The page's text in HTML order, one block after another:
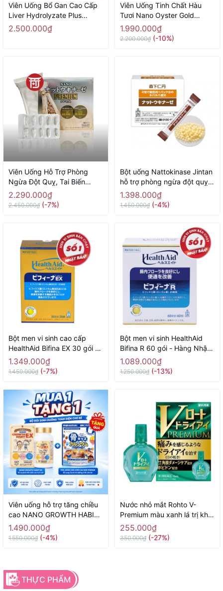
Viên Uống Bổ Gan Cao Cấp
Liver Hydrolyzate Plus
NICHIEI BUSSAN 180 Viên -
Hàng Nhật chính hãng
2.500.000₫
Viên Uống Tinh Chất Hàu
Tươi Nano Oyster Gold
NICHIEI BUSSAN 120 Viên -
Hàng Nhật chính hãng
1.990.000₫
2.200.000₫ (-10%)
Viên Uống Hỗ Trợ Phòng
Ngừa Đột Quỵ, Tai Biến
Nano Nattokinase Premium
60000fu NICHIEI BUSSAN
2.290.000₫
2.450.000₫ (-7%)
Bột uống Nattokinase Jintan
hỗ trợ phòng ngừa đột quỵ,
tai biến, giảm mỡ máu 60 gói
- Hàng Nhật chính hãng
1.398.000₫
1.450.000₫ (-4%)
Bột men vi sinh cao cấp
HealthAid Bifina EX 30 gói -
Hàng Nhật chính hãng
1.349.000₫
1.450.000₫ (-7%)
Bột men vi sinh HealthAid
Bifina R 60 gói - Hàng Nhật
chính hãng
1.089.000₫
1.250.000₫ (-13%)
Viên uống hỗ trợ tăng chiều
cao NANO GROWTH HABIT
EX NICHIEI BUSSAN 120
viên ( 60 ngày) - Hàng Nhật
1.490.000₫
1.550.000₫ (-4%)
Nước nhỏ mắt Rohto V-
Premium màu xanh lá trị khô
mắt, ngứa, cộm mắt 15ml -
Hàng Nhật chính hãng
255.000₫
350.000₫ (-27%)
THỰC PHẨM